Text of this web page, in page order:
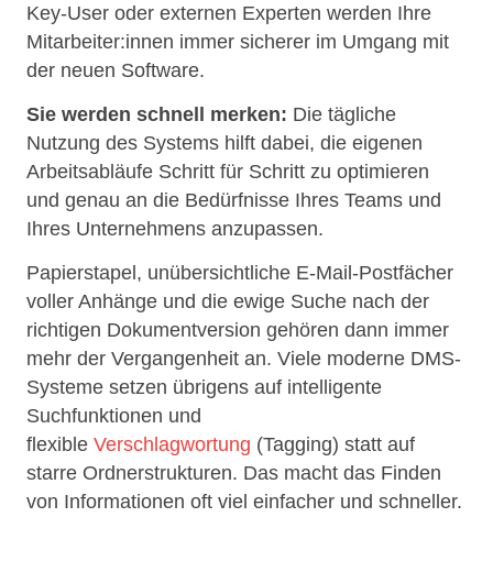
Key-User oder externen Experten werden Ihre
Mitarbeiter:innen immer sicherer im Umgang mit
der neuen Software.
Sie werden schnell merken: Die tägliche
Nutzung des Systems hilft dabei, die eigenen
Arbeitsabläufe Schritt für Schritt zu optimieren
und genau an die Bedürfnisse Ihres Teams und
Ihres Unternehmens anzupassen.
Papierstapel, unübersichtliche E-Mail-Postfächer
voller Anhänge und die ewige Suche nach der
richtigen Dokumentversion gehören dann immer
mehr der Vergangenheit an. Viele moderne DMS-
Systeme setzen übrigens auf intelligente
Suchfunktionen und
flexible Verschlagwortung (Tagging) statt auf
starre Ordnerstrukturen. Das macht das Finden
von Informationen oft viel einfacher und schneller.